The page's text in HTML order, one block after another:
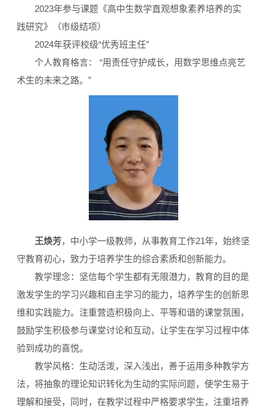
2023年参与课题《高中生数学直观想象素养培养的实
践研究》（市级结项）
2024年获评校级“优秀班主任”
个人教育格言： “用责任守护成长，用数学思维点亮艺
术生的未来之路。”
王焕芳，中小学一级教师，从事教育工作21年，始终坚
守教育初心，致力于培养学生的综合素质和创新能力。
教学理念：坚信每个学生都有无限潜力，教育的目的是
激发学生的学习兴趣和自主学习的能力，培养学生的创新思
维和实践能力。注重营造积极向上、平等和谐的课堂氛围，
鼓励学生积极参与课堂讨论和互动，让学生在学习过程中体
验到成功的喜悦。
教学风格：生动活泼，深入浅出，善于运用多种教学方
法，将抽象的理论知识转化为生动的实际问题，使学生易于
理解和接受，同时，在教学过程中严格要求学生，注重培养